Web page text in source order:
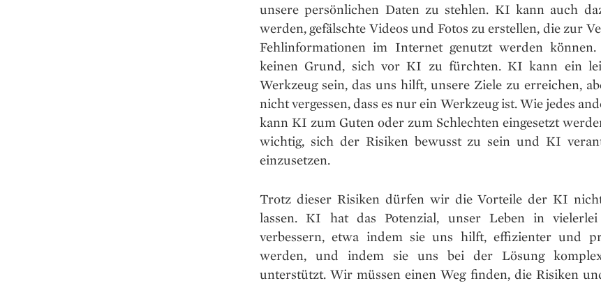
unsere persönlichen Daten zu stehlen. KI kann auch
werden, gefälschte Videos und Fotos zu erstellen, die zur
Fehlinformationen im Internet genutzt werden
keinen Grund, sich vor KI zu fürchten. KI kann ein
Werkzeug sein, das uns hilft, unsere Ziele zu erreichen,
nicht vergessen, dass es nur ein Werkzeug ist. Wie jedes
kann KI zum Guten oder zum Schlechten eingesetzt
wichtig, sich der Risiken bewusst zu sein und KI
einzusetzen.
Trotz dieser Risiken dürfen wir die Vorteile der KI
lassen. KI hat das Potenzial, unser Leben in
verbessern, etwa indem sie uns hilft, effizienter und
werden, und indem sie uns bei der Lösung
unterstützt. Wir müssen einen Weg finden, die Risiken